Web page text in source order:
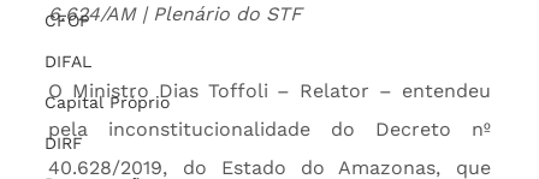
CFOP
DIFAL
Capital Próprio
DIRF
6.624/AM | Plenário do STF
O Ministro Dias Toffoli – Relator – entendeu
pela inconstitucionalidade do Decreto nº
40.628/2019, do Estado do Amazonas, que